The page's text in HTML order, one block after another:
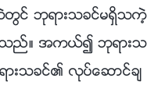
ြင္ ဘုရားသခင္မရွိသကဲ့
သည္။ အကယ္၍ ဘုရားသ
းသခင္၏ လုပ္ေဆာင္ခ်